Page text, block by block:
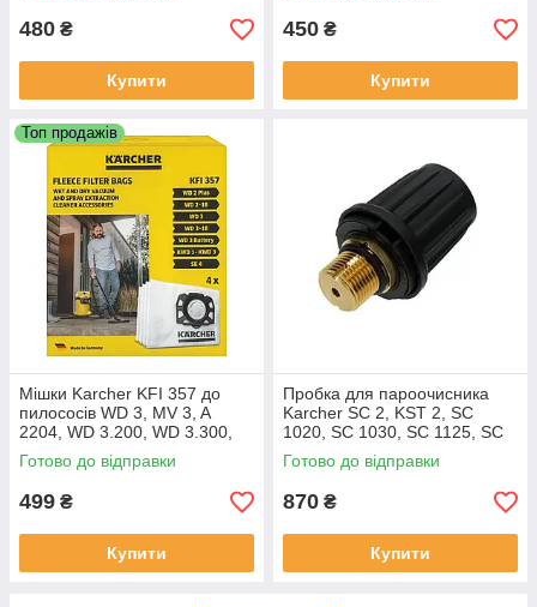
480 ₴
Купити
450 ₴
Купити
Топ продажів
Мішки Karcher KFI 357 до
пилососів WD 3, MV 3, A
2204, WD 3.200, WD 3.300,
KWD 1, SE 4001
Готово до відправки
499 ₴
Купити
Пробка для пароочисника
Karcher SC 2, KST 2, SC
1020, SC 1030, SC 1125, SC
1202, SC 3000, SG 4/2
Готово до відправки
870 ₴
Купити